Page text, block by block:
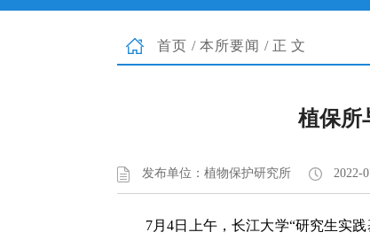
首页 / 本所要闻 /正文
植保所
发布单位：植物保护研究所 2022-
7月4日上午，长江大学“研究生实